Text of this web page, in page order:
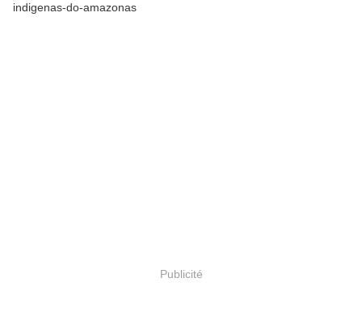
indigenas-do-amazonas
Publicité